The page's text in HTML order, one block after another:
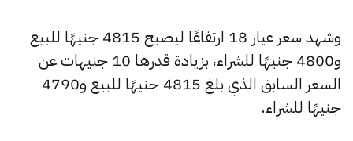
وشهد سعر عيار 18 ارتفاعًا ليصبح 4815 جنيهًا للبيع
و4800 جنيهًا للشراء، بزيادة قدرها 10 جنيهات عن
السعر السابق الذي بلغ 4815 جنيهًا للبيع و4790
جنيهًا للشراء.